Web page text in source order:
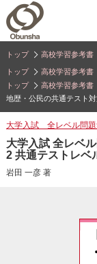
トップ 高校学習参考書
トップ 高校学習参考書
トップ
高校学習参考書
地歴・公民の共通テスト
大学入試 全レベル問
大学入試 全レベ
2 共通テストレベ
岩田 一彦 著